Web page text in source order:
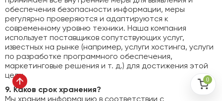
0
обеспечения безопасности информации, меры
регулярно проверяются и адаптируются к
современному уровню техники. Наша компания
использует поставщиков сопутствующих услуг,
известных на рынке (например, услуги хостинга, услуги
по разработке программного обеспечения,
маркетинговые решения и т. д.) для достижения этой
цели.
9. Каков срок хранения?